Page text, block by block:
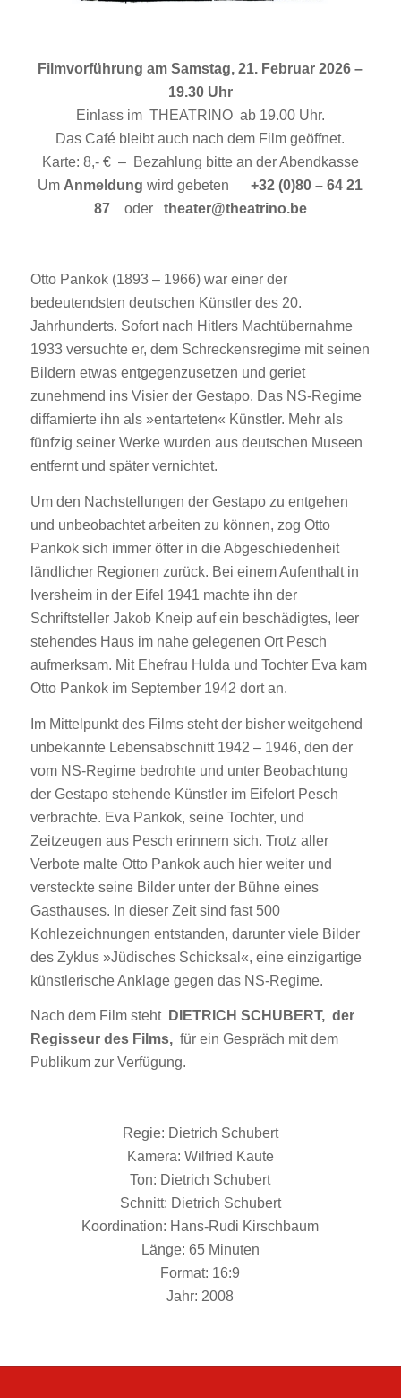
Filmvorführung am Samstag, 21. Februar 2026 –
19.30 Uhr
Einlass im THEATRINO ab 19.00 Uhr.
Das Café bleibt auch nach dem Film geöffnet.
Karte: 8,- € – Bezahlung bitte an der Abendkasse
Um Anmeldung wird gebeten+32 (0)80 – 64 21
87oder theater@theatrino.be
Otto Pankok (1893 – 1966) war einer der
bedeutendsten deutschen Künstler des 20.
Jahrhunderts. Sofort nach Hitlers Machtübernahme
1933 versuchte er, dem Schreckensregime mit seinen
Bildern etwas entgegenzusetzen und geriet
zunehmend ins Visier der Gestapo. Das NS-Regime
diffamierte ihn als »entarteten« Künstler. Mehr als
fünfzig seiner Werke wurden aus deutschen Museen
entfernt und später vernichtet.
Um den Nachstellungen der Gestapo zu entgehen
und unbeobachtet arbeiten zu können, zog Otto
Pankok sich immer öfter in die Abgeschiedenheit
ländlicher Regionen zurück. Bei einem Aufenthalt in
Iversheim in der Eifel 1941 machte ihn der
Schriftsteller Jakob Kneip auf ein beschädigtes, leer
stehendes Haus im nahe gelegenen Ort Pesch
aufmerksam. Mit Ehefrau Hulda und Tochter Eva kam
Otto Pankok im September 1942 dort an.
Im Mittelpunkt des Films steht der bisher weitgehend
unbekannte Lebensabschnitt 1942 – 1946, den der
vom NS-Regime bedrohte und unter Beobachtung
der Gestapo stehende Künstler im Eifelort Pesch
verbrachte. Eva Pankok, seine Tochter, und
Zeitzeugen aus Pesch erinnern sich. Trotz aller
Verbote malte Otto Pankok auch hier weiter und
versteckte seine Bilder unter der Bühne eines
Gasthauses. In dieser Zeit sind fast 500
Kohlezeichnungen entstanden, darunter viele Bilder
des Zyklus »Jüdisches Schicksal«, eine einzigartige
künstlerische Anklage gegen das NS-Regime.
Nach dem Film stehtDIETRICH SCHUBERT, der
Regisseur des Films, für ein Gespräch mit dem
Publikum zur Verfügung.
Regie: Dietrich Schubert
Kamera: Wilfried Kaute
Ton: Dietrich Schubert
Schnitt: Dietrich Schubert
Koordination: Hans-Rudi Kirschbaum
Länge: 65 Minuten
Format: 16:9
Jahr: 2008